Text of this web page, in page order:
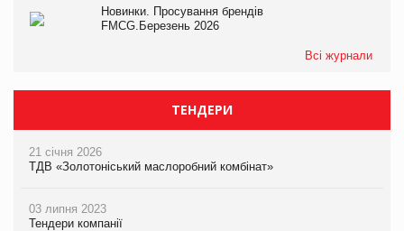
Новинки. Просування брендів
FMCG.Березень 2026
Всі журнали
ТЕНДЕРИ
21 січня 2026
ТДВ «Золотоніський маслоробний комбінат»
03 липня 2023
Тендери компанії